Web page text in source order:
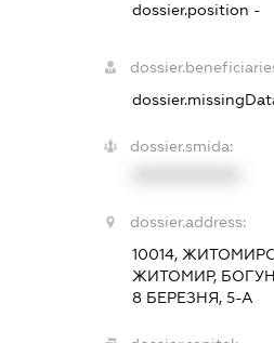
dossier.position -
dossier.smida:
dossier.address:
10014,
ЖИТОМИР,
8 БЕРЕЗНЯ, 5-А